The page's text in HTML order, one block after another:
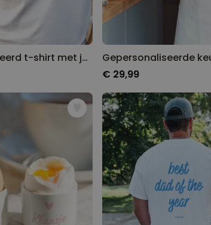
Gepersonaliseerd t-shirt met jouw tekening voorkant
€ 29,99